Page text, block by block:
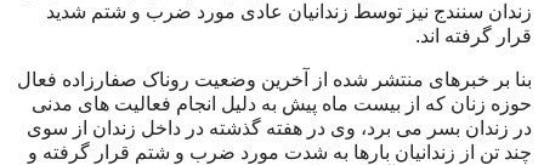
زندان سنندج نیز توسط زندانیان عادی مورد ضرب و شتم شدید
قرار گرفته اند.
بنا بر خبرهای منتشر شده از آخرین وضعیت روناک صفارزاده فعال
حوزه زنان که از بیست ماه پیش به دلیل انجام فعالیت های مدنی
در زندان بسر می برد، وی در هفته گذشته در داخل زندان از سوی
چند تن از زندانیان بارها به شدت مورد ضرب و شتم قرار گرفته و